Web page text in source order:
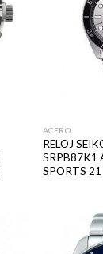
ACERO
RELOJ
SRPB87K1
SPORTS 21